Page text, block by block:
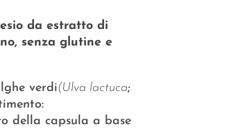
da estratto di
senza glutine e
verdi(Ulva lactuca;
della capsula a base